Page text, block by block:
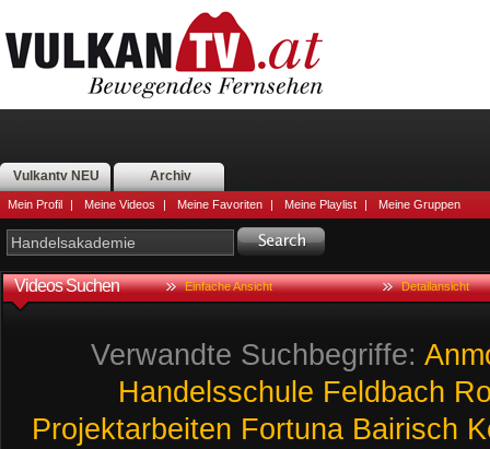
Vulkantv NEU Archiv
Mein Profil | Meine Videos | Meine Favoriten | Meine Playlist | Meine Gruppen
Videos Suchen Einfache Ansicht Detailansicht
Verwandte Suchbegriffe:
Handelsschule Feldbach
Projektarbeiten Fortuna Bairisch